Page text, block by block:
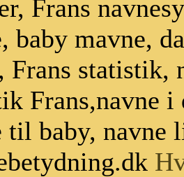
Frans
baby mavne,
Frans statistik,
Frans,navne
til baby, navne